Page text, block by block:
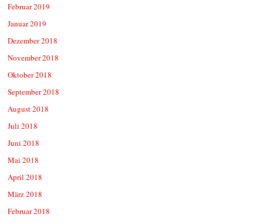
Februar 2019
Januar 2019
Dezember 2018
November 2018
Oktober 2018
September 2018
August 2018
Juli 2018
Juni 2018
Mai 2018
April 2018
März 2018
Februar 2018